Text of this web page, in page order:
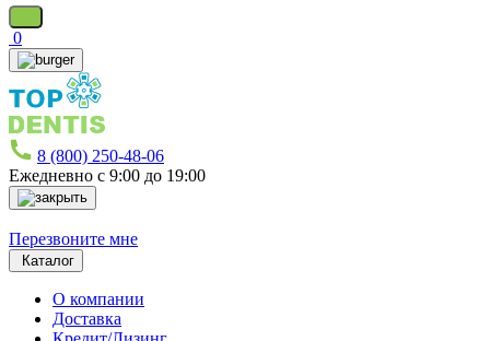
0
8 (800) 250-48-06
Ежедневно с 9:00 до 19:00
Перезвоните мне
Каталог
О компании
Доставка